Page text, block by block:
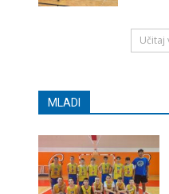
Učitaj
MLADI